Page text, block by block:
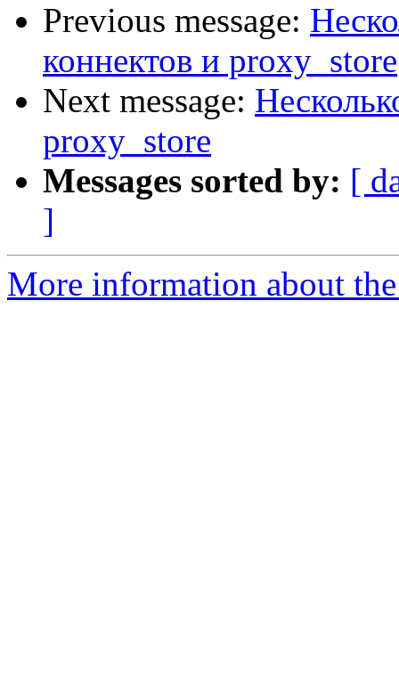
Previous message:
коннектов и proxy_store
Next message:
proxy_store
Messages sorted by: [
]
More information about